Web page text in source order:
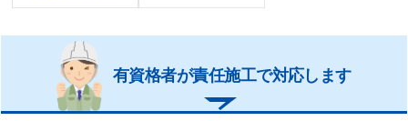
有資格者が責任施工で対応します